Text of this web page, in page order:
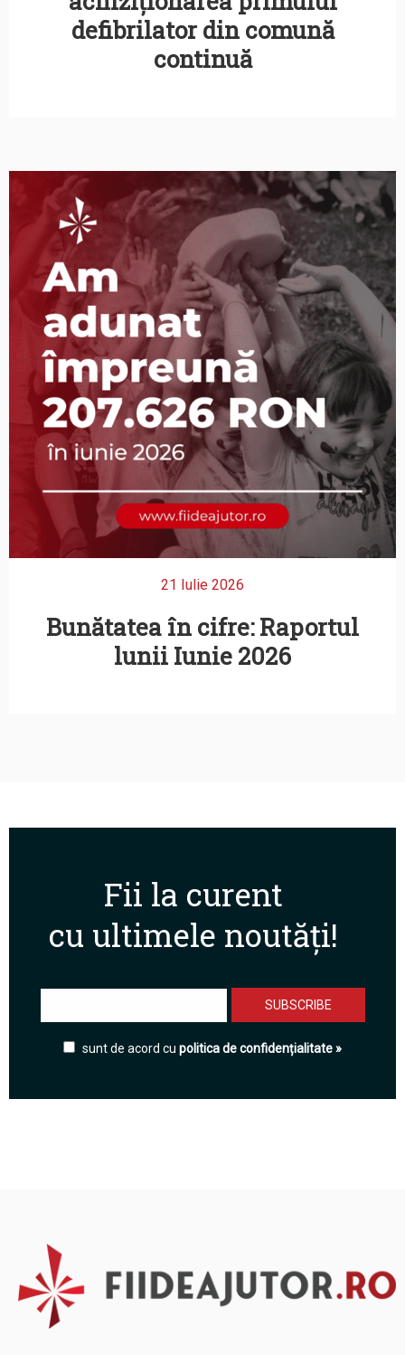
defibrilator din comună
continuă
21 Iulie 2026
Bunătatea în cifre: Raportul
lunii Iunie 2026
Fii la curent
cu ultimele noutăți!
sunt de acord cu politica de confidențialitate »